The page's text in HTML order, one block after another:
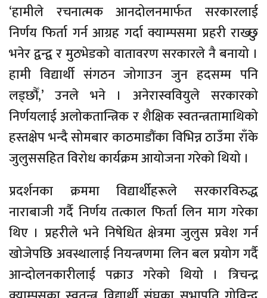
‘हामीले रचनात्मक आनदोलनमार्फत सरकारलाई
निर्णय फिर्ता गर्न आग्रह गर्दा क्याम्पसमा प्रहरी राख्छु
भनेर द्वन्द्व र मुठभेडको वातावरण सरकारले नै बनायो ।
हामी विद्यार्थी संगठन जोगाउन जुन हदसम्म पनि
लड्छौँ,’ उनले भने । अनेरास्ववियुले सरकारको
निर्णयलाई अलोकतान्त्रिक र शैक्षिक स्वतन्त्रतामाथिको
हस्तक्षेप भन्दै सोमबार काठमाडौंका विभिन्न ठाउँमा राँके
जुलुससहित विरोध कार्यक्रम आयोजना गरेको थियो ।
प्रदर्शनका क्रममा विद्यार्थीहरूले सरकारविरुद्ध
नाराबाजी गर्दै निर्णय तत्काल फिर्ता लिन माग गरेका
थिए । प्रहरीले भने निषेधित क्षेत्रमा जुलुस प्रवेश गर्न
खोजेपछि अवस्थालाई नियन्त्रणमा लिन बल प्रयोग गर्दै
आन्दोलनकारीलाई पक्राउ गरेको थियो । त्रिचन्द्र